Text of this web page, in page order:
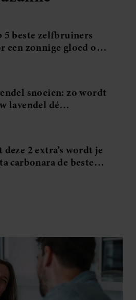
5 beste zelfbruiners
een zonnige gloed op
snoeien: zo wordt
lavendel dé
deze 2 extra’s wordt je
carbonara de beste